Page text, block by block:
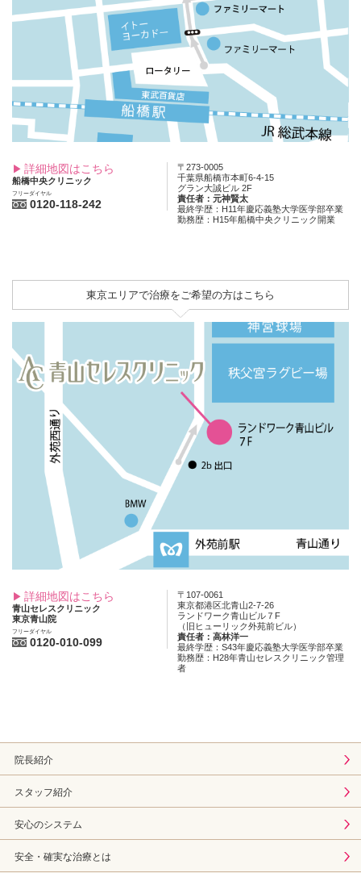
詳細地図はこちら
船橋中央クリニック
フリーダイヤル
0120-118-242
〒273-0005
千葉県船橋市本町6-4-15
グラン大誠ビル 2F
責任者：元神賢太
最終学歴：H11年慶応義塾大学医学部卒業
勤務歴：H15年船橋中央クリニック開業
東京エリアで治療をご希望の方はこちら
詳細地図はこちら
青山セレスクリニック
東京青山院
フリーダイヤル
0120-010-099
〒107-0061
東京都港区北青山2-7-26
ランドワーク青山ビル７F
（旧ヒューリック外苑前ビル）
責任者：高林洋一
最終学歴：S43年慶応義塾大学医学部卒業
勤務歴：H28年青山セレスクリニック管理
者
院長紹介
スタッフ紹介
安心のシステム
安全・確実な治療とは